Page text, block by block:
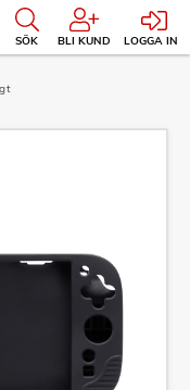
SÖK BLI KUND LOGGA IN